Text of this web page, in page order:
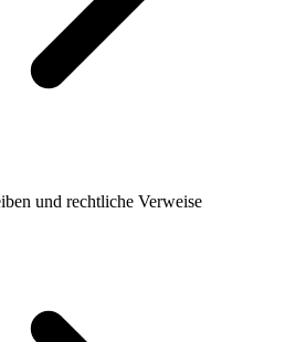
und rechtliche Verweise